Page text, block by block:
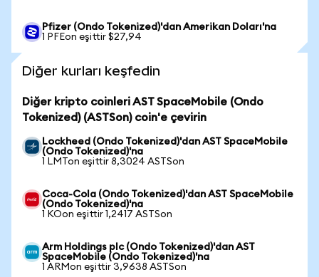
Pfizer (Ondo Tokenized)'dan Amerikan Doları'na
1 PFEon eşittir $27,94
Diğer kurları keşfedin
Diğer kripto coinleri AST SpaceMobile (Ondo
Tokenized) (ASTSon) coin'e çevirin
Lockheed (Ondo Tokenized)'dan AST SpaceMobile
(Ondo Tokenized)'na
1 LMTon eşittir 8,3024 ASTSon
Coca-Cola (Ondo Tokenized)'dan AST SpaceMobile
(Ondo Tokenized)'na
1 KOon eşittir 1,2417 ASTSon
Arm Holdings plc (Ondo Tokenized)'dan AST
SpaceMobile (Ondo Tokenized)'na
1 ARMon eşittir 3,9638 ASTSon